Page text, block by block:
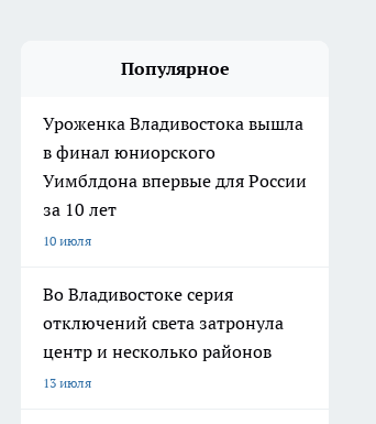
Популярное
Уроженка Владивостока вышла
в финал юниорского
Уимблдона впервые для России
за 10 лет
10 июля
Во Владивостоке серия
отключений света затронула
центр и несколько районов
13 июля